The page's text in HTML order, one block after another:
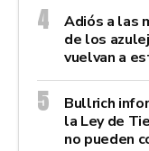
Adiós a las
de los
vuelvan a
Bullrich
la Ley de
no pueden